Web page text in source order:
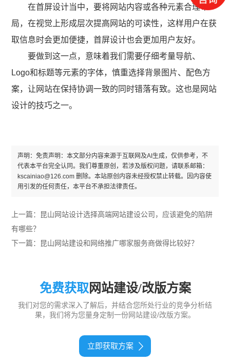
在首屏设计当中，要将网站内容或各种元素合理布
局，在视觉上形成层次提高网站的可读性，这样用户在获
取信息时会更加便捷，首屏设计也会更加用户友好。
要做到这一点，意味着我们需要仔细考量导航、
Logo和标题等元素的字体，慎重选择背景图片、配色方
案，让网站在保持协调一致的同时错落有致。这也是网站
设计的技巧之一。
声明：免责声明：本文部分内容来源于互联网及AI生成，仅供参考，不
代表本平台完全认同。我们尊重原创，若涉及版权问题，请联系邮箱：
kscainiao@126.com 删除。本站原创内容未经授权禁止转载。因内容使
用引发的任何责任，本平台不承担法律责任。
上一篇： 昆山网站设计选择高端网站建设公司，应该避免的陷阱
有哪些？
下一篇： 昆山网站建设和网络推广哪家服务商做得比较好？
免费获取网站建设/改版方案
我们对您的需求深入了解后，并结合您所处行业的竞争分析结
果，我们将为您量身定制一份网站建设/改版方案。
立即获取方案